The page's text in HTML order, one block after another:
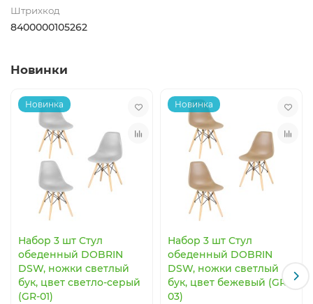
Штрихкод
8400000105262
Новинки
Новинка
Набор 3 шт Стул
обеденный DOBRIN
DSW, ножки светлый
бук, цвет светло-серый
(GR-01)
Новинка
Набор 3 шт Стул
обеденный DOBRIN
DSW, ножки светлый
бук, цвет бежевый (GR-
03)